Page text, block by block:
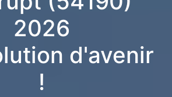
2026
d'avenir
!